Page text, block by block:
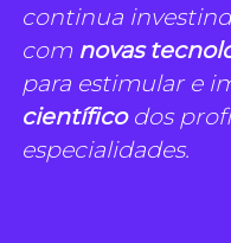
continua
com novas
para estimular e
científicodos
especialidades.